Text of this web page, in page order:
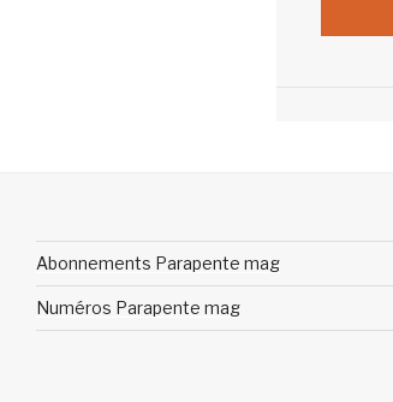
Abonnements Parapente mag
Numéros Parapente mag